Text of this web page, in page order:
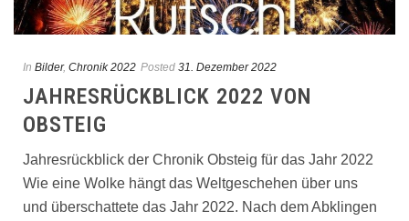
In Bilder, Chronik 2022 Posted 31. Dezember 2022
JAHRESRÜCKBLICK 2022 VON
OBSTEIG
Jahresrückblick der Chronik Obsteig für das Jahr 2022
Wie eine Wolke hängt das Weltgeschehen über uns
und überschattete das Jahr 2022. Nach dem Abklingen